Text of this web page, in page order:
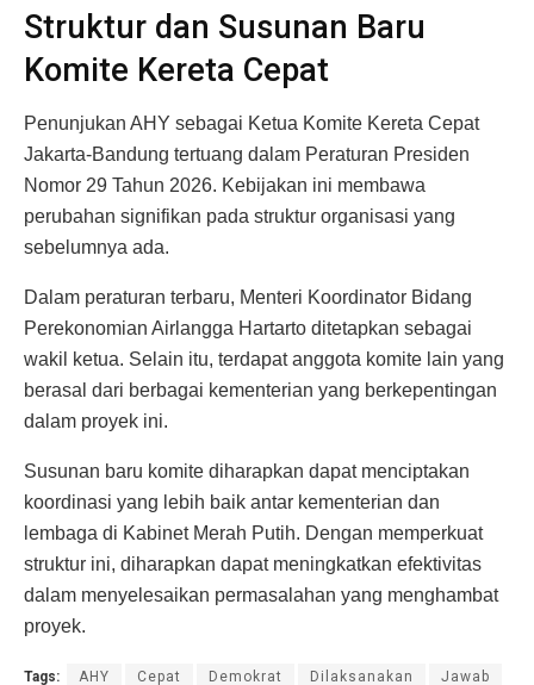
Struktur dan Susunan Baru
Komite Kereta Cepat
Penunjukan AHY sebagai Ketua Komite Kereta Cepat
Jakarta-Bandung tertuang dalam Peraturan Presiden
Nomor 29 Tahun 2026. Kebijakan ini membawa
perubahan signifikan pada struktur organisasi yang
sebelumnya ada.
Dalam peraturan terbaru, Menteri Koordinator Bidang
Perekonomian Airlangga Hartarto ditetapkan sebagai
wakil ketua. Selain itu, terdapat anggota komite lain yang
berasal dari berbagai kementerian yang berkepentingan
dalam proyek ini.
Susunan baru komite diharapkan dapat menciptakan
koordinasi yang lebih baik antar kementerian dan
lembaga di Kabinet Merah Putih. Dengan memperkuat
struktur ini, diharapkan dapat meningkatkan efektivitas
dalam menyelesaikan permasalahan yang menghambat
proyek.
Tags: AHY Cepat Demokrat Dilaksanakan Jawab